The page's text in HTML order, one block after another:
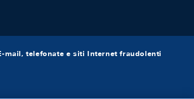
mail, telefonate e siti Internet fraudolenti